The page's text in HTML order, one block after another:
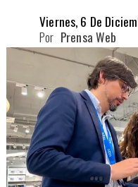
Viernes, 6 De
Prensa Web
Por